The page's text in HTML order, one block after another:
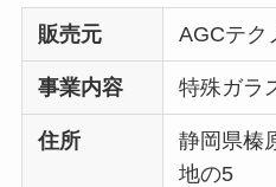
販売元 AGCテク
事業内容 特殊ガラ
住所
静岡県榛
地の5